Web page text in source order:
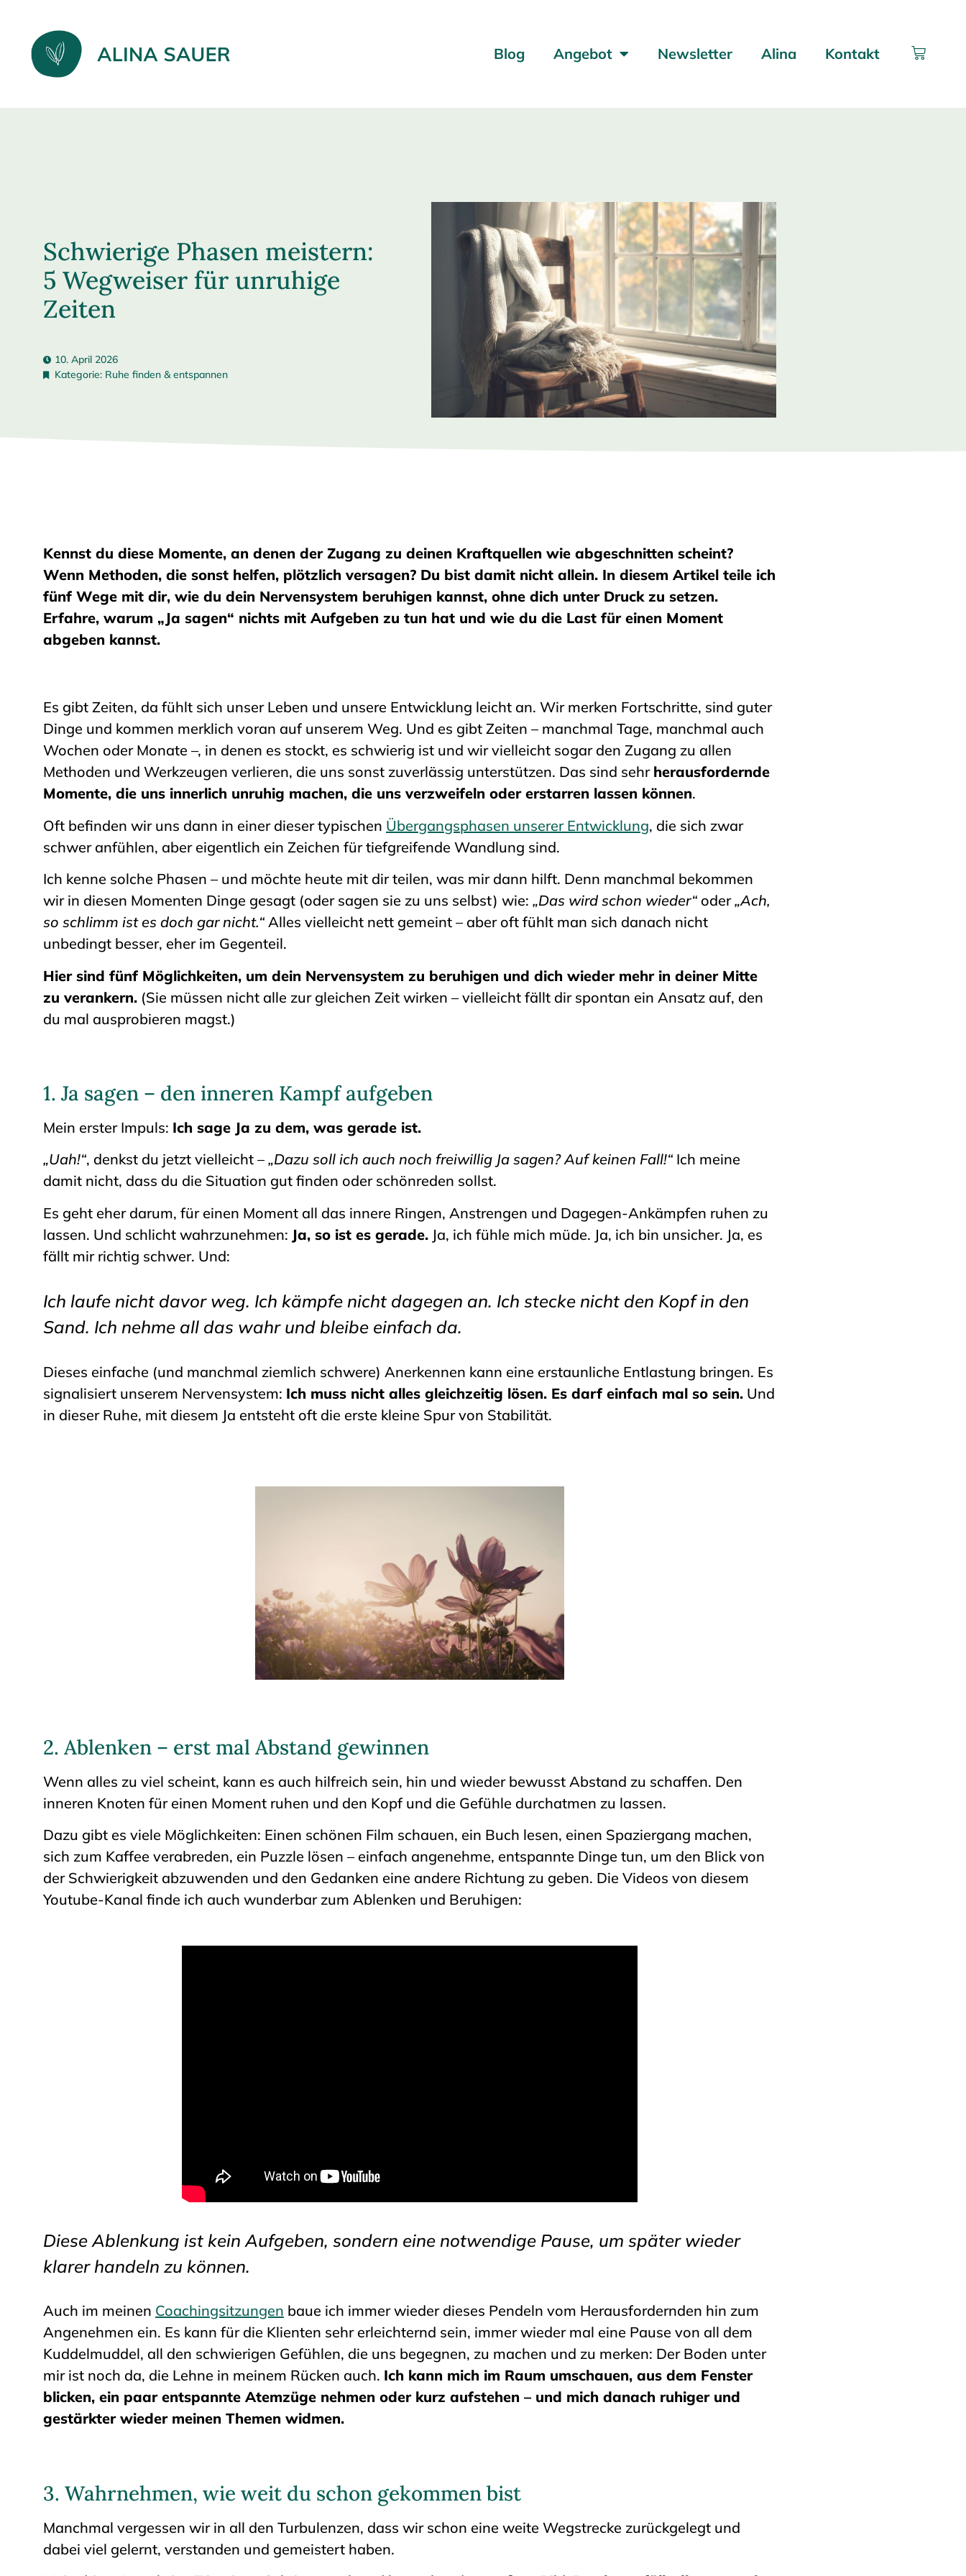
Blog Angebot Newsletter Alina Kontakt
Schwierige Phasen meistern:
5 Wegweiser für unruhige
Zeiten
10. April 2026
Kategorie: Ruhe finden & entspannen
Kennst du diese Momente, an denen der Zugang zu deinen Kraftquellen wie abgeschnitten scheint?
Wenn Methoden, die sonst helfen, plötzlich versagen? Du bist damit nicht allein. In diesem Artikel teile ich
fünf Wege mit dir, wie du dein Nervensystem beruhigen kannst, ohne dich unter Druck zu setzen.
Erfahre, warum „Ja sagen“ nichts mit Aufgeben zu tun hat und wie du die Last für einen Moment
abgeben kannst.
Es gibt Zeiten, da fühlt sich unser Leben und unsere Entwicklung leicht an. Wir merken Fortschritte, sind guter
Dinge und kommen merklich voran auf unserem Weg. Und es gibt Zeiten – manchmal Tage, manchmal auch
Wochen oder Monate –, in denen es stockt, es schwierig ist und wir vielleicht sogar den Zugang zu allen
Methoden und Werkzeugen verlieren, die uns sonst zuverlässig unterstützen. Das sind sehr herausfordernde
Momente, die uns innerlich unruhig machen, die uns verzweifeln oder erstarren lassen können.
Oft befinden wir uns dann in einer dieser typischen Übergangsphasen unserer Entwicklung, die sich zwar
schwer anfühlen, aber eigentlich ein Zeichen für tiefgreifende Wandlung sind.
Ich kenne solche Phasen – und möchte heute mit dir teilen, was mir dann hilft. Denn manchmal bekommen
wir in diesen Momenten Dinge gesagt (oder sagen sie zu uns selbst) wie: „Das wird schon wieder“ oder„Ach,
so schlimm ist es doch gar nicht.“ Alles vielleicht nett gemeint – aber oft fühlt man sich danach nicht
unbedingt besser, eher im Gegenteil.
Hier sind fünf Möglichkeiten, um dein Nervensystem zu beruhigen und dich wieder mehr in deiner Mitte
zu verankern. (Sie müssen nicht alle zur gleichen Zeit wirken – vielleicht fällt dir spontan ein Ansatz auf, den
du mal ausprobieren magst.)
1. Ja sagen – den inneren Kampf aufgeben
Mein erster Impuls: Ich sage Ja zu dem, was gerade ist.
„Uah!“, denkst du jetzt vielleicht –„Dazu soll ich auch noch freiwillig Ja sagen? Auf keinen Fall!“ Ich meine
damit nicht, dass du die Situation gut finden oder schönreden sollst.
Es geht eher darum, für einen Moment all das innere Ringen, Anstrengen und Dagegen-Ankämpfen ruhen zu
lassen. Und schlicht wahrzunehmen: Ja, so ist es gerade. Ja, ich fühle mich müde. Ja, ich bin unsicher. Ja, es
fällt mir richtig schwer. Und:
Ich laufe nicht davor weg. Ich kämpfe nicht dagegen an. Ich stecke nicht den Kopf in den
Sand. Ich nehme all das wahr und bleibe einfach da.
Dieses einfache (und manchmal ziemlich schwere) Anerkennen kann eine erstaunliche Entlastung bringen. Es
signalisiert unserem Nervensystem: Ich muss nicht alles gleichzeitig lösen. Es darf einfach mal so sein. Und
in dieser Ruhe, mit diesem Ja entsteht oft die erste kleine Spur von Stabilität.
2. Ablenken – erst mal Abstand gewinnen
Wenn alles zu viel scheint, kann es auch hilfreich sein, hin und wieder bewusst Abstand zu schaffen. Den
inneren Knoten für einen Moment ruhen und den Kopf und die Gefühle durchatmen zu lassen.
Dazu gibt es viele Möglichkeiten: Einen schönen Film schauen, ein Buch lesen, einen Spaziergang machen,
sich zum Kaffee verabreden, ein Puzzle lösen – einfach angenehme, entspannte Dinge tun, um den Blick von
der Schwierigkeit abzuwenden und den Gedanken eine andere Richtung zu geben. Die Videos von diesem
Youtube-Kanal finde ich auch wunderbar zum Ablenken und Beruhigen:
Diese Ablenkung ist kein Aufgeben, sondern eine notwendige Pause, um später wieder
klarer handeln zu können.
Auch im meinen Coachingsitzungen baue ich immer wieder dieses Pendeln vom Herausfordernden hin zum
Angenehmen ein. Es kann für die Klienten sehr erleichternd sein, immer wieder mal eine Pause von all dem
Kuddelmuddel, all den schwierigen Gefühlen, die uns begegnen, zu machen und zu merken: Der Boden unter
mir ist noch da, die Lehne in meinem Rücken auch. Ich kann mich im Raum umschauen, aus dem Fenster
blicken, ein paar entspannte Atemzüge nehmen oder kurz aufstehen – und mich danach ruhiger und
gestärkter wieder meinen Themen widmen.
3. Wahrnehmen, wie weit du schon gekommen bist
Manchmal vergessen wir in all den Turbulenzen, dass wir schon eine weite Wegstrecke zurückgelegt und
dabei viel gelernt, verstanden und gemeistert haben.